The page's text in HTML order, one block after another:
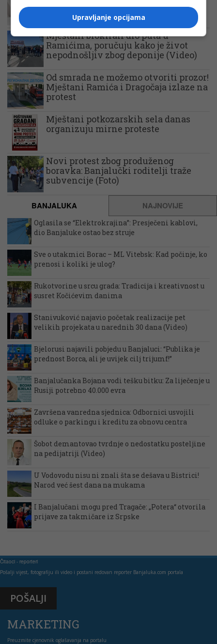
na protest
Mještani blokirali dio puta u
Ramićima, poručuju kako je život
nepodnošljiv zbog deponije (Video)
Od smrada ne možemo otvoriti prozor!
Mještani Ramića i Dragočaja izlaze na
protest
Mještani potkozarskih sela danas
organizuju mirne proteste
Novi protest zbog produženog
boravka: Banjalučki roditelji traže
subvencije (Foto)
BANJALUKA NAJNOVIJE
Oglasila se “Elektrokrajina”: Presječeni kablovi,
dio Banjaluke ostao bez struje
Sve o utakmici Borac – ML Vitebsk: Kad počinje, ko
prenosi i koliki je ulog?
Rukotvorine u srcu grada: Tradicija i kreativnost u
susret Kočićevim danima
Stanivuković najavio početak realizacije pet
velikih projekata u narednih 30 dana (Video)
Bjelorusi najavili pobjedu u Banjaluci: “Publika je
prednost Borca, ali je uvijek cilj trijumf!”
Banjalučanka Bojana vodi tešku bitku: Za liječenje u
Rusiji potrebno 40.000 evra
Završena vanredna sjednica: Odbornici usvojili
odluke o parkingu i kreditu za obnovu centra
Šobot demantovao tvrdnje o nedostatku posteljine
na pedijatriji (Video)
U Vodovodu nisu ni znali šta se dešava u Bistrici!
Narod već šest dana na mukama
I Banjalučani mogu pred Tragače: „Potera“ otvorila
prijave za takmičare iz Srpske
Čitaoci - reporteri
Pošalji vijest, fotografiju ili video i postani redovan reporter Banjaluka.com portala
POŠALJI
MARKETING
Preuzmite cjenovnik oglašavanja na portalu
Upravljanje opcijama